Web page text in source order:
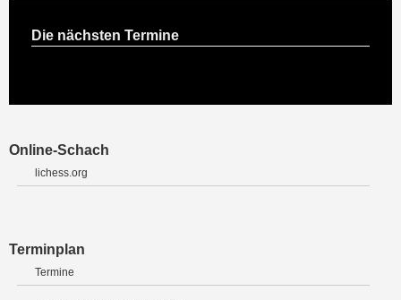
Die nächsten Termine
Online-Schach
lichess.org
Terminplan
Termine